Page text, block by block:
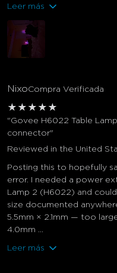
Leer más
NixoCompra Verificada
★ ★ ★ ★ ★
"Govee H6022 Table
connector"
Reviewed in the United
Posting this to hopefully
error. I needed a power
Lamp 2 (H6022) and
size documented
5.5mm × 2.1mm — too
4.0mm ...
Leer más